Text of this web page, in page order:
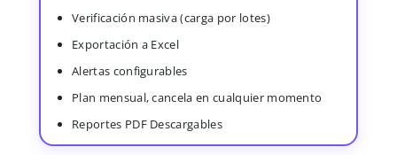
Verificación masiva (carga por lotes)
Exportación a Excel
Alertas configurables
Plan mensual, cancela en cualquier momento
Reportes PDF Descargables